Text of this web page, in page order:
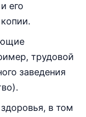
его
трудовой
заведения
в том